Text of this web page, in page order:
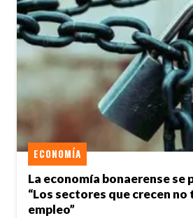
La economía bonaerense se
“Los sectores que crecen
empleo”
ECONOMÍA